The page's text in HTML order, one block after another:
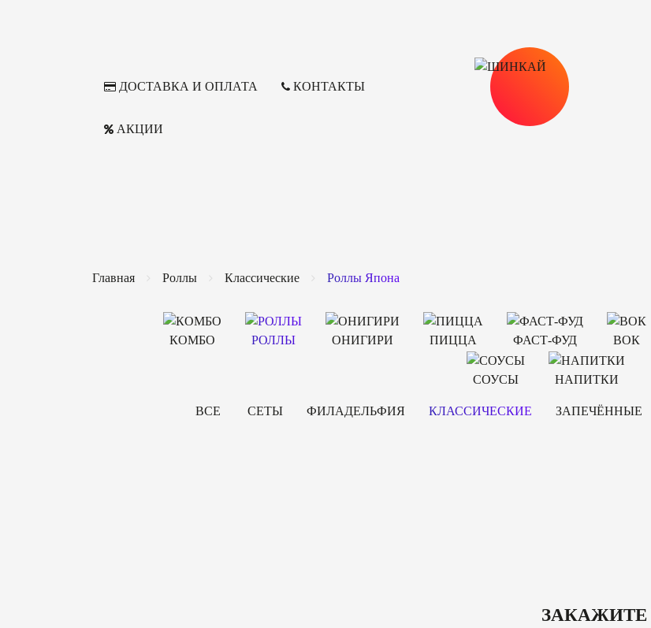
ДОСТАВКА И ОПЛАТА КОНТАКТЫ
АКЦИИ
Главная Роллы Классические Роллы Япона
КОМБО РОЛЛЫ ОНИГИРИ ПИЦЦА ФАСТ-ФУД ВОК
СОУСЫ НАПИТКИ
ВСЕ СЕТЫ ФИЛАДЕЛЬФИЯ КЛАССИЧЕСКИЕ ЗАПЕЧЁННЫЕ
ЗАКАЖИТЕ